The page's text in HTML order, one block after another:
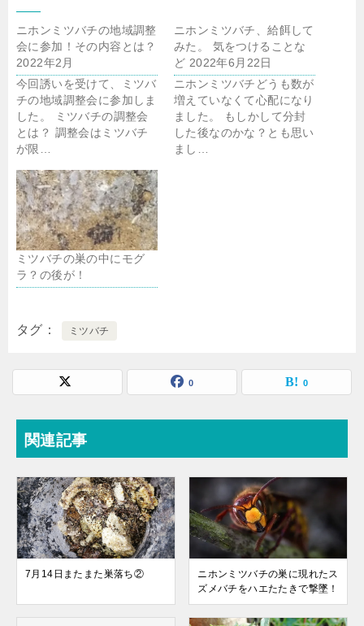
ニホンミツバチの地域調整
会に参加！その内容とは？
2022年2月
今回誘いを受けて、ミツバ
チの地域調整会に参加しま
した。 ミツバチの調整会
とは？ 調整会はミツバチ
が限…
ニホンミツバチ、給餌して
みた。 気をつけることな
ど 2022年6月22日
ニホンミツバチどうも数が
増えていなくて心配になり
ました。 もしかして分封
した後なのかな？とも思い
まし…
ミツバチの巣の中にモグ
ラ？の後が！
タグ ミツバチ
0 0
関連記事
7月14日またまた巣落ち②
ニホンミツバチの巣に現れたス
ズメバチをハエたたきで撃墜！